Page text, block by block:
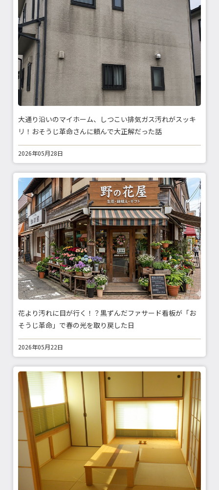
大通り沿いのマイホーム、しつこい排気ガス汚れがスッキ
リ！おそうじ革命さんに頼んで大正解だった話
2026年05月28日
花より汚れに目が行く！？黒ずんだファサード看板が「お
そうじ革命」で春の光を取り戻した日
2026年05月22日